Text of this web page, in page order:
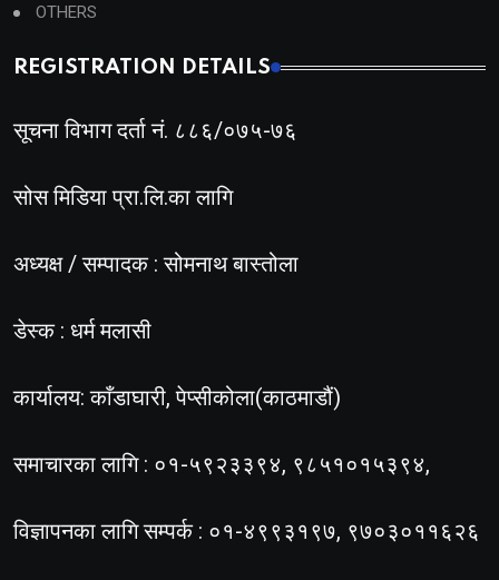
OTHERS
REGISTRATION DETAILS
सूचना विभाग दर्ता नं. ८८६/०७५-७६
सोस मिडिया प्रा.लि.का लागि
अध्यक्ष / सम्पादक : सोमनाथ बास्तोला
डेस्क : धर्म मलासी
कार्यालय: काँडाघारी, पेप्सीकोला(काठमाडौं)
समाचारका लागि : ०१-५९२३३९४, ९८५१०१५३९४,
विज्ञापनका लागि सम्पर्क : ०१-४९९३१९७, ९७०३०११६२६